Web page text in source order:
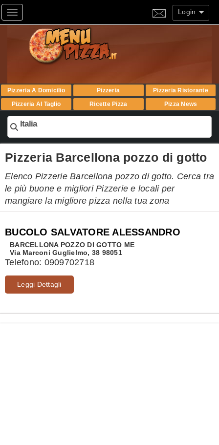
Toggle navigation Login
Pizzeria A Domicilio Pizzeria
Pizzeria Ristorante
Pizzeria Al Taglio
Ricette Pizza Pizza News
Italia
Pizzeria Barcellona pozzo di gotto
Elenco Pizzerie Barcellona pozzo di gotto. Cerca tra
le più buone e migliori Pizzerie e locali per
mangiare la migliore pizza nella tua zona
BUCOLO SALVATORE ALESSANDRO
BARCELLONA POZZO DI GOTTO ME
Via Marconi Guglielmo, 38 98051
Telefono: 0909702718
Leggi Dettagli